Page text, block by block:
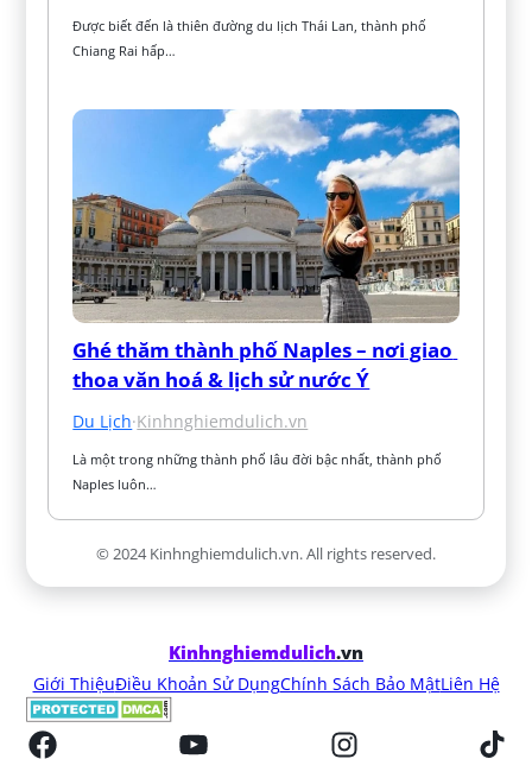
Được biết đến là thiên đường du lịch Thái Lan, thành phố
Chiang Rai hấp…
Ghé thăm thành phố Naples – nơi giao
thoa văn hoá & lịch sử nước Ý
Du Lịch·Kinhnghiemdulich.vn
Là một trong những thành phố lâu đời bậc nhất, thành phố
Naples luôn…
© 2024 Kinhnghiemdulich.vn. All rights reserved.
Kinhnghiemdulich.vn
Giới ThiệuĐiều Khoản Sử DụngChính Sách Bảo MậtLiên Hệ